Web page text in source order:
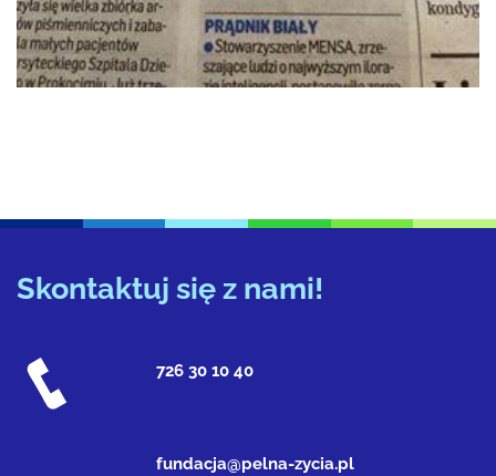
Skontaktuj się z nami!
726 30 10 40
fundacja@pelna-zycia.pl